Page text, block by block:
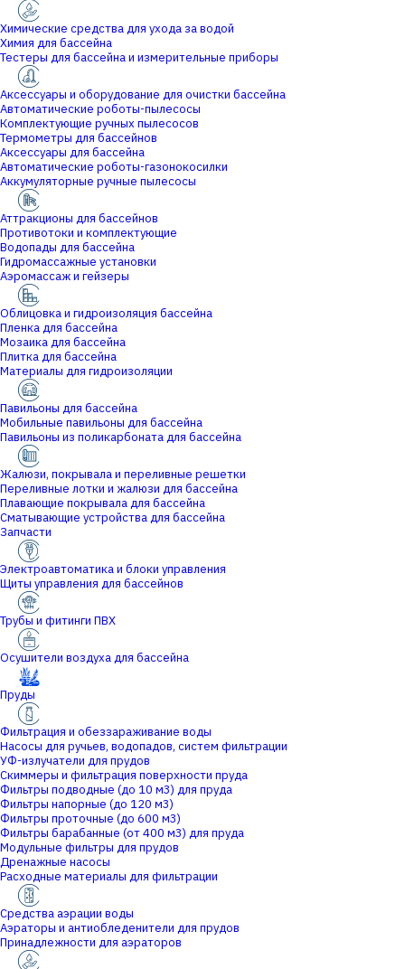
Химические средства для ухода за водой
Химия для бассейна
Тестеры для бассейна и измерительные приборы
Аксессуары и оборудование для очистки бассейна
Автоматические роботы-пылесосы
Комплектующие ручных пылесосов
Термометры для бассейнов
Аксессуары для бассейна
Автоматические роботы-газонокосилки
Аккумуляторные ручные пылесосы
Аттракционы для бассейнов
Противотоки и комплектующие
Водопады для бассейна
Гидромассажные установки
Аэромассаж и гейзеры
Облицовка и гидроизоляция бассейна
Пленка для бассейна
Мозаика для бассейна
Плитка для бассейна
Материалы для гидроизоляции
Павильоны для бассейна
Мобильные павильоны для бассейна
Павильоны из поликарбоната для бассейна
Жалюзи, покрывала и переливные решетки
Переливные лотки и жалюзи для бассейна
Плавающие покрывала для бассейна
Сматывающие устройства для бассейна
Запчасти
Электроавтоматика и блоки управления
Щиты управления для бассейнов
Трубы и фитинги ПВХ
Осушители воздуха для бассейна
Пруды
Фильтрация и обеззараживание воды
Насосы для ручьев, водопадов, систем фильтрации
УФ-излучатели для прудов
Скиммеры и фильтрация поверхности пруда
Фильтры подводные (до 10 м3) для пруда
Фильтры напорные (до 120 м3)
Фильтры проточные (до 600 м3)
Фильтры барабанные (от 400 м3) для пруда
Модульные фильтры для прудов
Дренажные насосы
Расходные материалы для фильтрации
Средства аэрации воды
Аэраторы и антиобледенители для прудов
Принадлежности для аэраторов